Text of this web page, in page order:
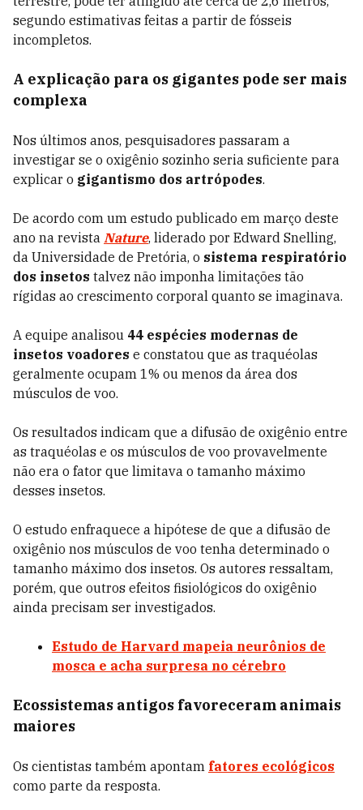
segundo estimativas feitas a partir de fósseis
incompletos.
A explicação para os gigantes pode ser mais
complexa
Nos últimos anos, pesquisadores passaram a
investigar se o oxigênio sozinho seria suficiente para
explicar o gigantismo dos artrópodes.
De acordo com um estudo publicado em março deste
ano na revista Nature, liderado por Edward Snelling,
da Universidade de Pretória, o sistema respiratório
dos insetos talvez não imponha limitações tão
rígidas ao crescimento corporal quanto se imaginava.
A equipe analisou 44 espécies modernas de
insetos voadores e constatou que as traquéolas
geralmente ocupam 1% ou menos da área dos
músculos de voo.
Os resultados indicam que a difusão de oxigênio entre
as traquéolas e os músculos de voo provavelmente
não era o fator que limitava o tamanho máximo
desses insetos.
O estudo enfraquece a hipótese de que a difusão de
oxigênio nos músculos de voo tenha determinado o
tamanho máximo dos insetos. Os autores ressaltam,
porém, que outros efeitos fisiológicos do oxigênio
ainda precisam ser investigados.
Estudo de Harvard mapeia neurônios de
mosca e acha surpresa no cérebro
Ecossistemas antigos favoreceram animais
maiores
Os cientistas também apontam fatores ecológicos
como parte da resposta.